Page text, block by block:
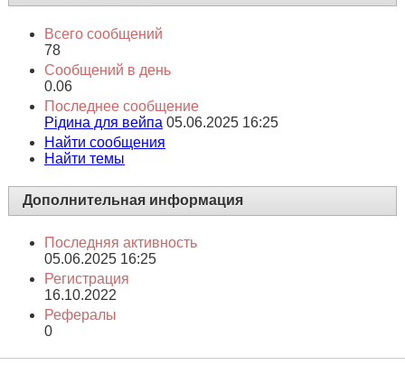
Всего сообщений
78
Сообщений в день
0.06
Последнее сообщение
Рідина для вейпа 05.06.2025 16:25
Найти сообщения
Найти темы
Дополнительная информация
Последняя активность
05.06.2025 16:25
Регистрация
16.10.2022
Рефералы
0